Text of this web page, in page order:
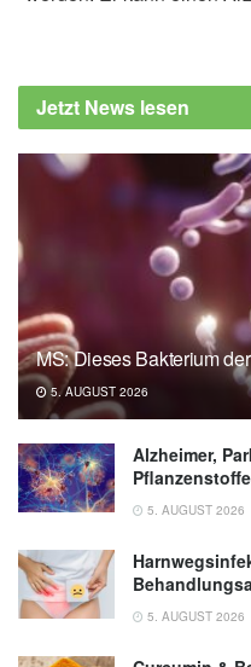
Jetzt News lesen
MS: Dieses Bakterium
5. AUGUST 2026
Alzheimer,
5. AUGUST 2026
5. AUGUST 2026